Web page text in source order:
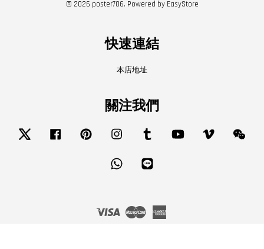
© 2026 poster706. Powered by EasyStore
快速連結
本店地址
關注我們
Twitter Facebook Pinterest Instagram Tumblr YouTube Vimeo
Whatsapp
Visa Master